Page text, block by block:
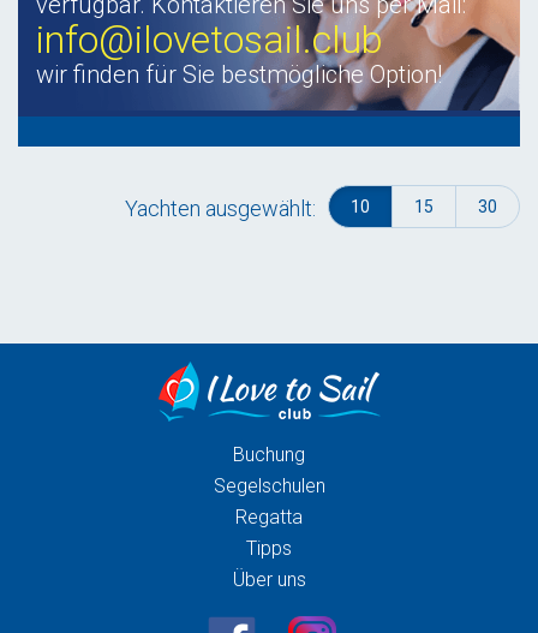
info@ilovetosail.club
wir finden für Sie bestmögliche Option!
Yachten ausgewählt: 10 15 30
Buchung
Segelschulen
Regatta
Tipps
Über uns